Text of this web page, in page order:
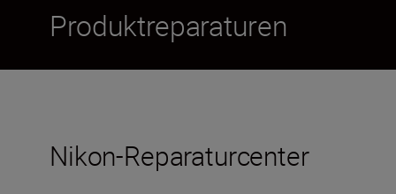
Produktreparaturen
Nikon-Reparaturcenter